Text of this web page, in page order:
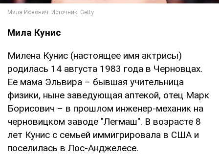
Мила Кунис
Милена Кунис (настоящее имя актрисы)
родилась 14 августа 1983 года в Черновцах.
Ее мама Эльвира – бывшая учительница
физики, ныне заведующая аптекой, отец Марк
Борисович – в прошлом инженер-механик на
черновицком заводе "Легмаш". В возрасте 8
лет Кунис с семьей иммигрировала в США и
поселилась в Лос-Анджелесе.